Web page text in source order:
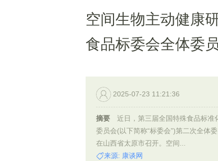
空间生物主动健康
食品标委会全体委
2025-07-23 11:21:36
摘要
近日，第三届全国特殊食品标准
委员会(以下简称“标委会”)第二次全体
在山西省太原市召开。空间...
来源: 康谈网